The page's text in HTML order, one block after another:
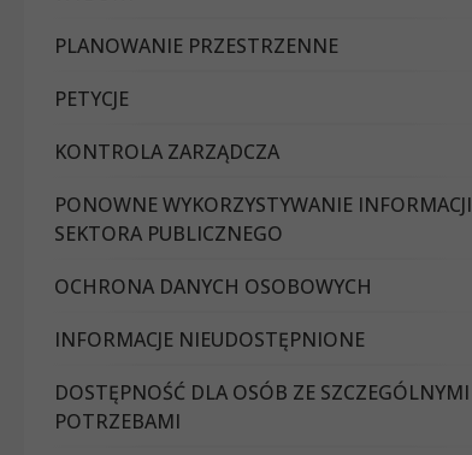
PLANOWANIE PRZESTRZENNE
PETYCJE
KONTROLA ZARZĄDCZA
PONOWNE WYKORZYSTYWANIE INFORMACJI
SEKTORA PUBLICZNEGO
OCHRONA DANYCH OSOBOWYCH
INFORMACJE NIEUDOSTĘPNIONE
DOSTĘPNOŚĆ DLA OSÓB ZE SZCZEGÓLNYMI
POTRZEBAMI